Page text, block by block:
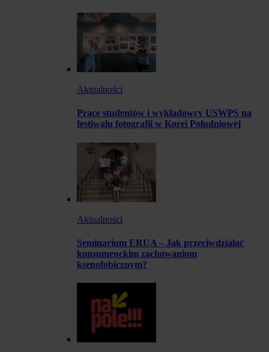
Aktualności
Prace studentów i wykładowcy USWPS na
festiwalu fotografii w Korei Południowej
Aktualności
Seminarium ERUA – Jak przeciwdziałać
konsumenckim zachowaniom
ksenofobicznym?